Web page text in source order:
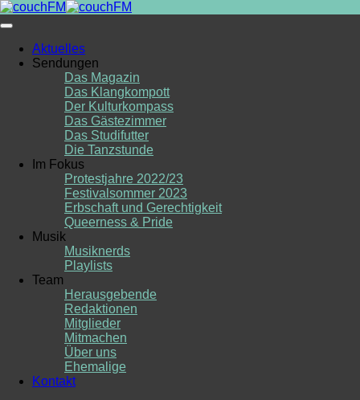
Skip
to
Aktuelles
Sendungen
Das Magazin
Das Klangkompott
Der Kulturkompass
Das Gästezimmer
Das Studifutter
Die Tanzstunde
Im Fokus
Protestjahre 2022/23
Festivalsommer 2023
Erbschaft und Gerechtigkeit
Queerness & Pride
Musik
Musiknerds
Playlists
Team
Herausgebende
Redaktionen
Mitglieder
Mitmachen
Über uns
Ehemalige
Kontakt